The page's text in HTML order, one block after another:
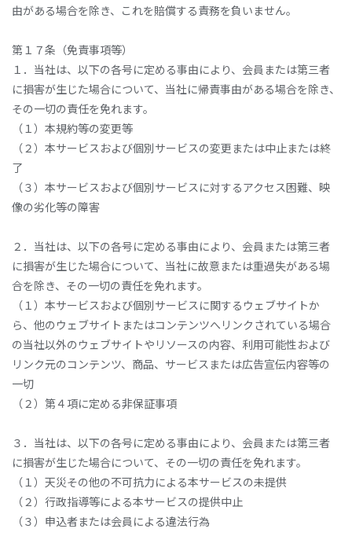
由がある場合を除き、これを賠償する責務を負いません。
第１７条（免責事項等）
１．当社は、以下の各号に定める事由により、会員または第三者
に損害が生じた場合について、当社に帰責事由がある場合を除き、
その一切の責任を免れます。
（１）本規約等の変更等
（２）本サービスおよび個別サービスの変更または中止または終
了
（３）本サービスおよび個別サービスに対するアクセス困難、映
像の劣化等の障害
２．当社は、以下の各号に定める事由により、会員または第三者
に損害が生じた場合について、当社に故意または重過失がある場
合を除き、その一切の責任を免れます。
（１）本サービスおよび個別サービスに関するウェブサイトか
ら、他のウェブサイトまたはコンテンツへリンクされている場合
の当社以外のウェブサイトやリソースの内容、利用可能性および
リンク元のコンテンツ、商品、サービスまたは広告宣伝内容等の
一切
（２）第４項に定める非保証事項
３．当社は、以下の各号に定める事由により、会員または第三者
に損害が生じた場合について、その一切の責任を免れます。
（１）天災その他の不可抗力による本サービスの未提供
（２）行政指導等による本サービスの提供中止
（３）申込者または会員による違法行為